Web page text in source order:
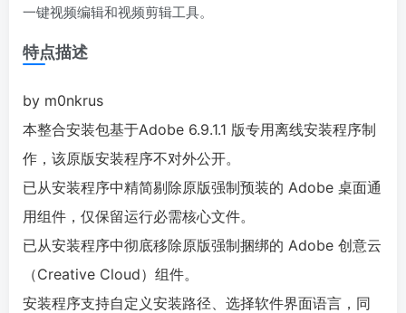
一键视频编辑和视频剪辑工具。
特点描述
by m0nkrus
本整合安装包基于Adobe 6.9.1.1 版专用离线安装程序制
作，该原版安装程序不对外公开。
已从安装程序中精简剔除原版强制预装的 Adobe 桌面通
用组件，仅保留运行必需核心文件。
已从安装程序中彻底移除原版强制捆绑的 Adobe 创意云
（Creative Cloud）组件。
安装程序支持自定义安装路径、选择软件界面语言，同